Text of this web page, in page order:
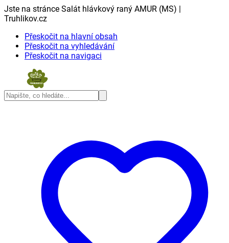
Jste na stránce Salát hlávkový raný AMUR (MS) |
Truhlikov.cz
Přeskočit na hlavní obsah
Přeskočit na vyhledávání
Přeskočit na navigaci